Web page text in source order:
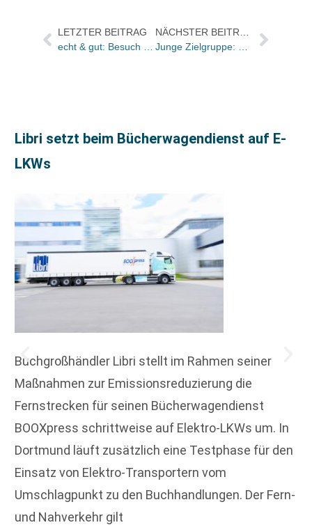
LETZTER BEITRAG
echt & gut: Besuch bei Lübbe Audio
NÄCHSTER BEITRAG
Junge Zielgruppe: Titelliste der Sendung „quergelesen“ vom 1. April
Libri setzt beim Bücherwagendienst auf E-
LKWs
Buchgroßhändler Libri stellt im Rahmen seiner
Maßnahmen zur Emissionsreduzierung die
Fernstrecken für seinen Bücherwagendienst
BOOXpress schrittweise auf Elektro-LKWs um. In
Dortmund läuft zusätzlich eine Testphase für den
Einsatz von Elektro-Transportern vom
Umschlagpunkt zu den Buchhandlungen. Der Fern-
und Nahverkehr gilt